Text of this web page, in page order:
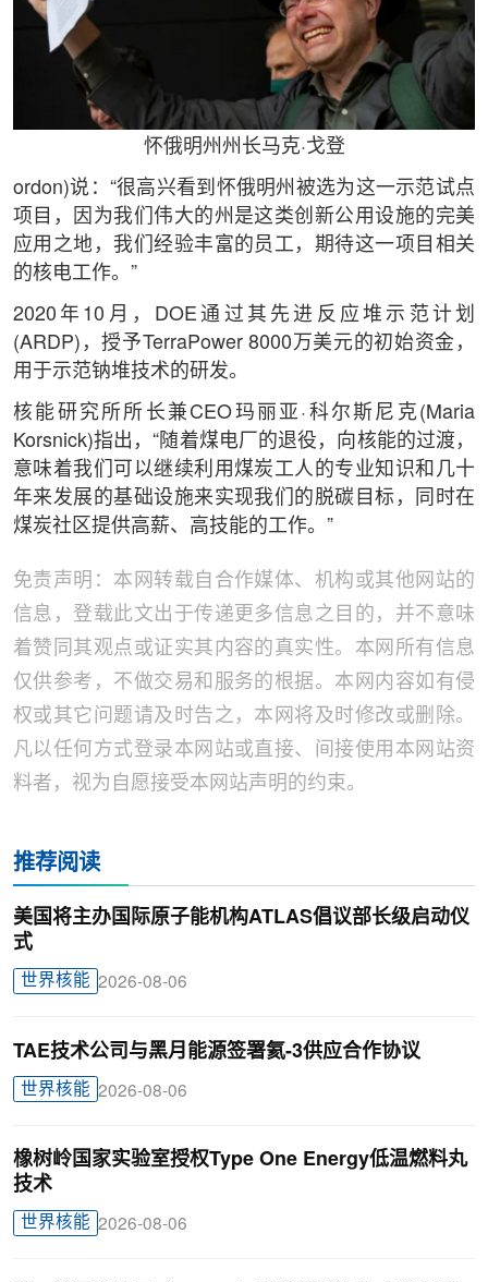
怀俄明州州长马克·戈登
ordon)说：“很高兴看到怀俄明州被选为这一示范试点
项目，因为我们伟大的州是这类创新公用设施的完美
应用之地，我们经验丰富的员工，期待这一项目相关
的核电工作。”
2020年10月，DOE通过其先进反应堆示范计划
(ARDP)，授予TerraPower 8000万美元的初始资金，
用于示范钠堆技术的研发。
核能研究所所长兼CEO玛丽亚·科尔斯尼克(Maria
Korsnick)指出，“随着煤电厂的退役，向核能的过渡，
意味着我们可以继续利用煤炭工人的专业知识和几十
年来发展的基础设施来实现我们的脱碳目标，同时在
煤炭社区提供高薪、高技能的工作。”
免责声明：本网转载自合作媒体、机构或其他网站的
信息，登载此文出于传递更多信息之目的，并不意味
着赞同其观点或证实其内容的真实性。本网所有信息
仅供参考，不做交易和服务的根据。本网内容如有侵
权或其它问题请及时告之，本网将及时修改或删除。
凡以任何方式登录本网站或直接、间接使用本网站资
料者，视为自愿接受本网站声明的约束。
推荐阅读
美国将主办国际原子能机构ATLAS倡议部长级启动仪
式
世界核能 2026-08-06
TAE技术公司与黑月能源签署氦-3供应合作协议
世界核能 2026-08-06
橡树岭国家实验室授权Type One Energy低温燃料丸
技术
世界核能 2026-08-06